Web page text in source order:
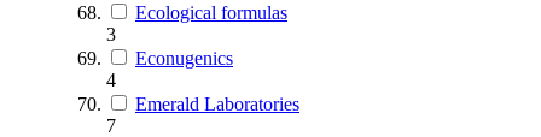
Ecological formulas
3
Econugenics
4
Emerald Laboratories
7